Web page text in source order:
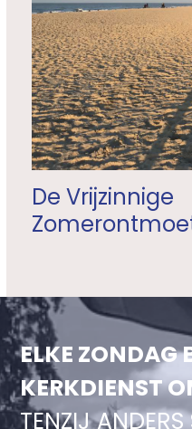
De Vrijzinnige
ELKE ZONDAG
KERKDIENST
TENZIJ